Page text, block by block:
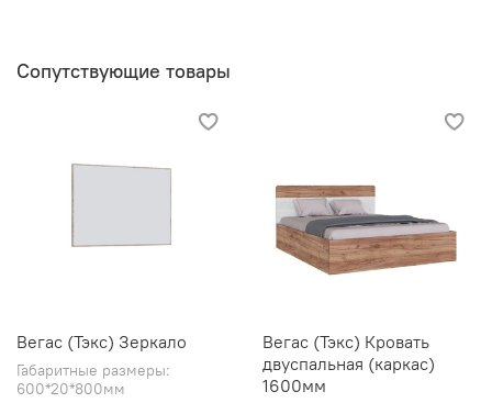
Сопутствующие товары
Вегас (Тэкс) Зеркало
Габаритные размеры:
600*20*800мм
Вегас (Тэкс) Кровать
двуспальная (каркас)
1600мм